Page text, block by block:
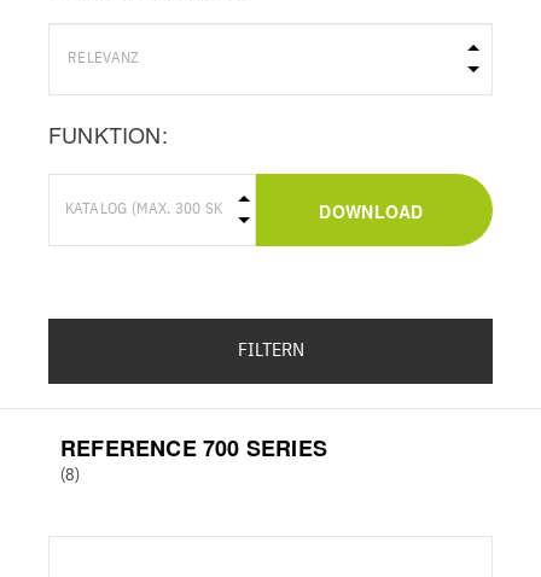
FUNKTION:
DOWNLOAD
FILTERN
REFERENCE 700 SERIES
(8)